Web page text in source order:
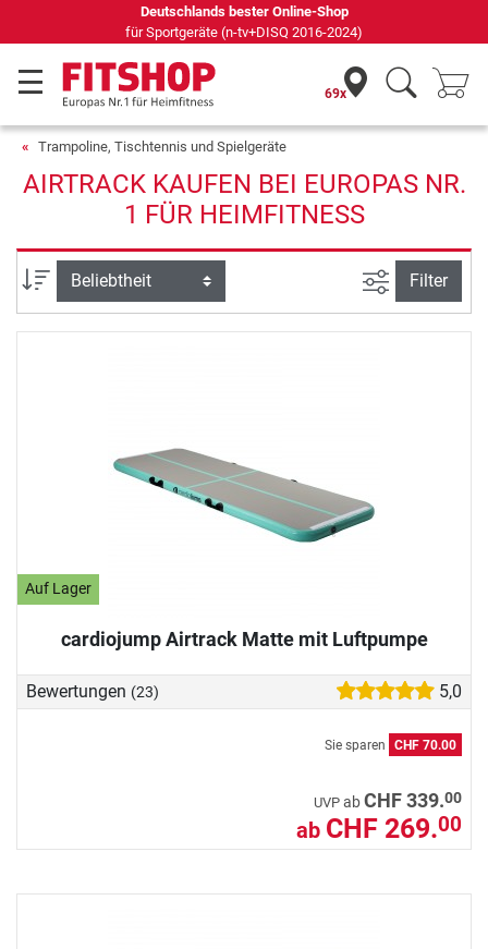
Deutschlands bester Online-Shop
für Sportgeräte (n-tv+DISQ 2016-2024)
69x
Trampoline, Tischtennis und Spielgeräte
AIRTRACK KAUFEN BEI EUROPAS NR.
1 FÜR HEIMFITNESS
Sortierung Ansicht
Filter
Auf Lager
cardiojump Airtrack Matte mit Luftpumpe
Bewertungen (23) 5,0
Sie sparen CHF 70.00
UVP abCHF 339.00
ab CHF 269.00